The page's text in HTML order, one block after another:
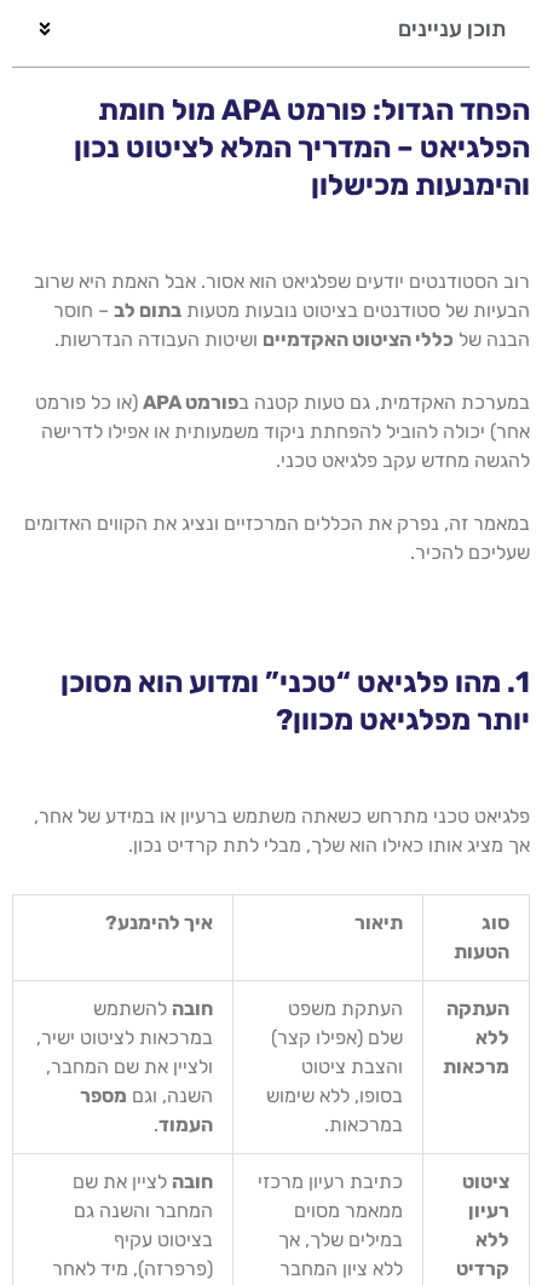
תוכן עניינים
הפחד הגדול: פורמט APA מול חומת
הפלגיאט – המדריך המלא לציטוט נכון
והימנעות מכישלון
רוב הסטודנטים יודעים שפלגיאט הוא אסור. אבל האמת היא שרוב
הבעיות של סטודנטים בציטוט נובעות מטעות בתום לב – חוסר
הבנה של כללי הציטוט האקדמיים ושיטות העבודה הנדרשות.
במערכת האקדמית, גם טעות קטנה בפורמט APA
(או כל פורמט
אחר) יכולה להוביל להפחתת ניקוד משמעותית או אפילו לדרישה
להגשה מחדש עקב פלגיאט טכני.
במאמר זה, נפרק את הכללים המרכזיים ונציג את הקווים האדומים
שעליכם להכיר.
1. מהו פלגיאט “טכני” ומדוע הוא מסוכן
יותר מפלגיאט מכוון?
פלגיאט טכני מתרחש כשאתה משתמש ברעיון או במידע של אחר,
אך מציג אותו כאילו הוא שלך, מבלי לתת קרדיט נכון.
סוג
הטעות
תיאור איך להימנע?
העתקה
ללא
מרכאות
העתקת משפט
שלם (אפילו קצר)
והצבת ציטוט
בסופו, ללא שימוש
במרכאות.
חובה להשתמש
במרכאות לציטוט ישיר,
ולציין את שם המחבר,
השנה, וגם מספר
העמוד.
ציטוט
רעיון
ללא
קרדיט
כתיבת רעיון מרכזי
ממאמר מסוים
במילים שלך, אך
ללא ציון המחבר
חובה לציין את שם
המחבר והשנה גם
בציטוט עקיף
(פרפרזה), מיד לאחר